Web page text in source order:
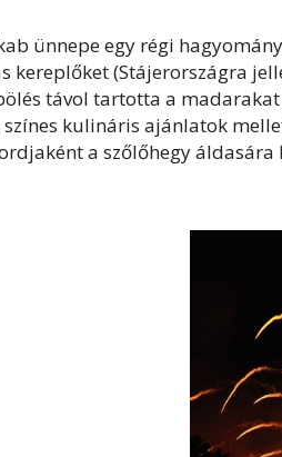
ünnepe egy régi
kereplőket (Stájerországra
távol tartotta a
színes kulináris ajánlatok
a szőlőhegy